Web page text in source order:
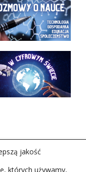
jakość
których używamy,